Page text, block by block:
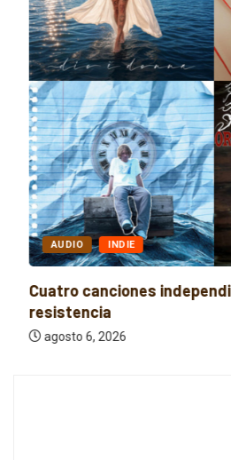
AUDIO INDIE
Cuatro canciones
resistencia
agosto 6, 2026